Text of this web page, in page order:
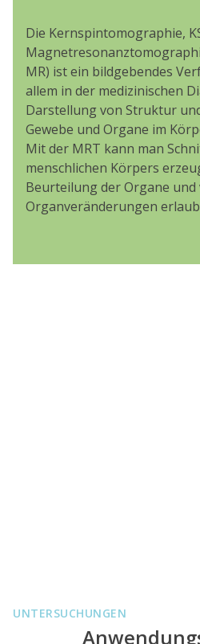
Die Kernspintomographie,
MR) ist ein bildgebendes
allem in der medizinischen
Darstellung von Struktur
Gewebe und Organe im
Mit der MRT kann man
menschlichen Körpers
Beurteilung der Organe
Organveränderungen
UNTERSUCHUNGEN